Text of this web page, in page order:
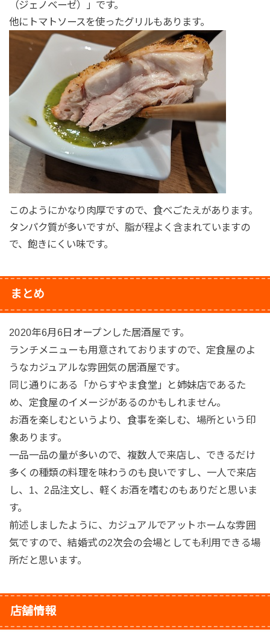
（ジェノベーゼ）」です。
他にトマトソースを使ったグリルもあります。
このようにかなり肉厚ですので、食べごたえがあります。
タンパク質が多いですが、脂が程よく含まれていますの
で、飽きにくい味です。
まとめ
2020年6月6日オープンした居酒屋です。
ランチメニューも用意されておりますので、定食屋のよ
うなカジュアルな雰囲気の居酒屋です。
同じ通りにある「からすやま食堂」と姉妹店であるた
め、定食屋のイメージがあるのかもしれません。
お酒を楽しむというより、食事を楽しむ、場所という印
象あります。
一品一品の量が多いので、複数人で来店し、できるだけ
多くの種類の料理を味わうのも良いですし、一人で来店
し、1、2品注文し、軽くお酒を嗜むのもありだと思いま
す。
前述しましたように、カジュアルでアットホームな雰囲
気ですので、結婚式の2次会の会場としても利用できる場
所だと思います。
店舗情報